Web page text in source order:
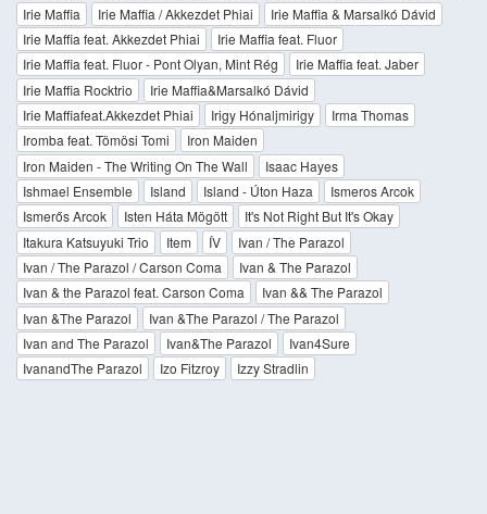
Irie Maffia
Irie Maffia / Akkezdet Phiai
Irie Maffia & Marsalkó Dávid
Irie Maffia feat. Akkezdet Phiai
Irie Maffia feat. Fluor
Irie Maffia feat. Fluor - Pont Olyan, Mint Rég
Irie Maffia feat. Jaber
Irie Maffia Rocktrio
Irie Maffia&Marsalkó Dávid
Irie Maffiafeat.Akkezdet Phiai
Irigy Hónaljmirigy
Irma Thomas
Iromba feat. Tömösi Tomi
Iron Maiden
Iron Maiden - The Writing On The Wall
Isaac Hayes
Ishmael Ensemble
Island Island - Úton Haza
Ismeros Arcok
Ismerős Arcok
Isten Háta Mögött
It's Not Right But It's Okay
Itakura Katsuyuki Trio
Item ÍV
Ivan / The Parazol
Ivan / The Parazol / Carson Coma
Ivan & The Parazol
Ivan & the Parazol feat. Carson Coma
Ivan && The Parazol
Ivan &The Parazol
Ivan &The Parazol / The Parazol
Ivan and The Parazol
Ivan&The Parazol
Ivan4Sure
IvanandThe Parazol
Izo Fitzroy Izzy Stradlin